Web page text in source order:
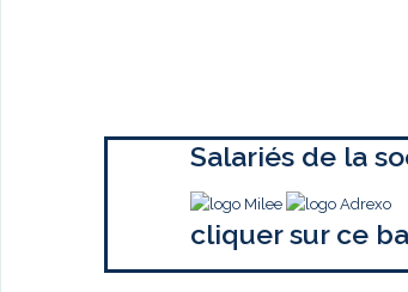
Salariés de la
cliquer sur ce